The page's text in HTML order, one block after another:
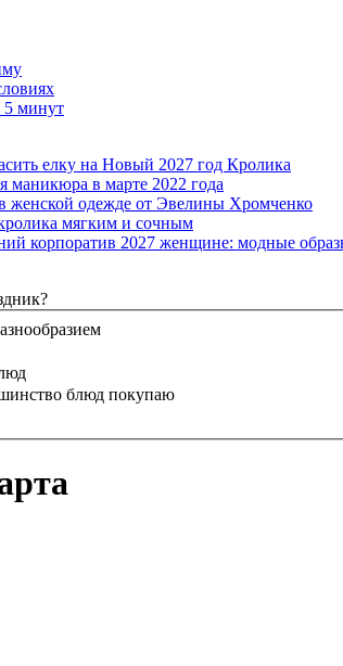
5 минут
елку на Новый 2027 год Кролика
маникюра в марте 2022 года
женской одежде от Эвелины Хромченко
мягким и сочным
корпоратив 2027 женщине: модные
блюд покупаю